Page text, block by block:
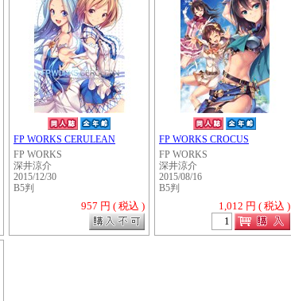
FP WORKS CERULEAN
FP WORKS
深井涼介
2015/12/30
B5判
957 円 ( 税込 )
FP WORKS CROCUS
FP WORKS
深井涼介
2015/08/16
B5判
1,012 円 ( 税込 )